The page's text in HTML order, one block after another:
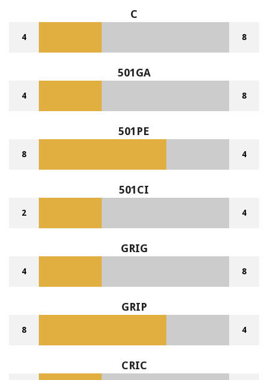
C
4 8
501GA
4 8
501PE
8 4
501CI
2 4
GRIG
4 8
GRIP
8 4
CRIC